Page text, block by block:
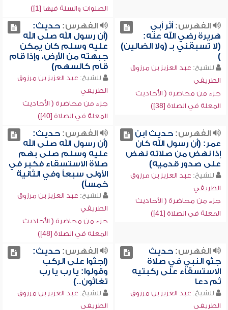
الصلوات والسنة فيها [1])
الفهرس:أثر أبي
هريرة رضي الله عنه:
(لا تسبقني بـ (ولا الضالين)
)
للشيخ: عبد العزيز بن مرزوق
الطريفي
جزء من محاضرة ( الأحاديث
المعلة في الصلاة [38])
الفهرس:حديث:
(أن رسول الله صلى الله
عليه وسلم كان يمكن
جبهته من الأرض، وإذا قام
قام كالسهم)
للشيخ: عبد العزيز بن مرزوق
الطريفي
جزء من محاضرة ( الأحاديث
المعلة في الصلاة [40])
الفهرس:حديث ابن
عمر: (أن رسول الله كان
إذا نهض من صلاته نهض
على صدور قدميه)
للشيخ: عبد العزيز بن مرزوق
الطريفي
جزء من محاضرة ( الأحاديث
المعلة في الصلاة [41])
الفهرس:حديث:
(أن رسول الله صلى الله
عليه وسلم صلى بهم
صلاة الاستسقاء فكبر في
الأولى سبعاً وفي الثانية
خمساً)
للشيخ: عبد العزيز بن مرزوق
الطريفي
جزء من محاضرة ( الأحاديث
المعلة في الصلاة [48])
الفهرس:حديث
جثو النبي في صلاة
الاستسقاء على ركبتيه
ثم دعا
للشيخ: عبد العزيز بن مرزوق
الطريفي
الفهرس:حديث:
(اجثوا على الركب
وقولوا: يا رب يا رب
تغاثون..)
للشيخ: عبد العزيز بن مرزوق
الطريفي